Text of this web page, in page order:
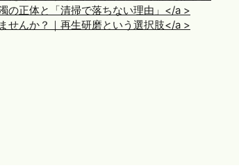
の正体と「清掃で落ちない理由」</a >
せんか？｜再生研磨という選択肢</a >